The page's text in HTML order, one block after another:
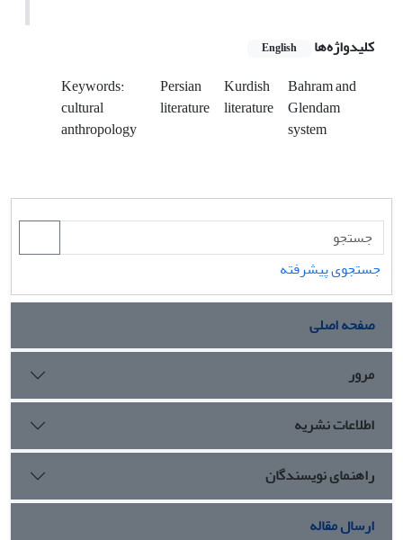
کلیدواژه‌ها English
Keywords:
cultural
anthropology
Persian
literature
Kurdish
literature
Bahram and
Glendam
system
جستجوی پیشرفته
صفحه اصلی
مرور
اطلاعات نشریه
راهنمای نویسندگان
ارسال مقاله